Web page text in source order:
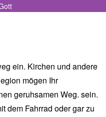
ein. Kirchen und andere
mögen Ihr
geruhsamen Weg. sein.
dem Fahrrad oder gar zu